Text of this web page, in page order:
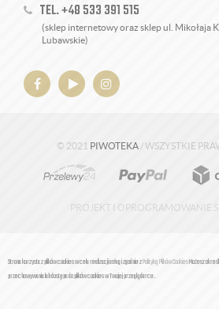
TEL. +48 533 391 515
(sklep internetowy oraz sklep ul. Mikołaja
Lubawskie)
© 2021 PIWOTEKA/ WSZYSTKIE
PROJEKT I OPROGRAMOWANIE
Strona korzysta z plików cookies w celu realizacji usług i zgodnie zPolityką Plików CookiesMożesz
przechowywania lub dostępu do plików cookies w Twojej przeglądarce.